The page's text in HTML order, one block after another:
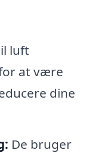
luft
at være
dine
De bruger